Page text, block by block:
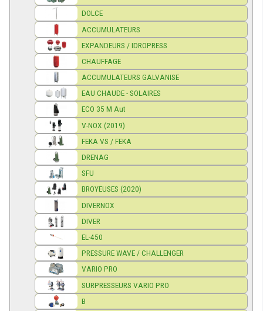
DOLCE
ACCUMULATEURS
EXPANDEURS / IDROPRESS
CHAUFFAGE
ACCUMULATEURS GALVANISE
EAU CHAUDE - SOLAIRES
ECO 35 M Aut
V-NOX (2019)
FEKA VS / FEKA
DRENAG
SFU
BROYEUSES (2020)
DIVERNOX
DIVER
EL-450
PRESSURE WAVE / CHALLENGER
VARIO PRO
SURPRESSEURS VARIO PRO
B